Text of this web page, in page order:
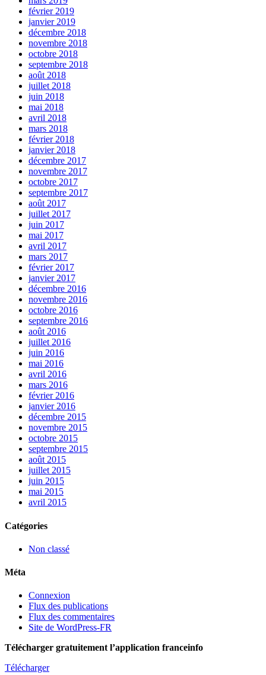
février 2019
janvier 2019
décembre 2018
novembre 2018
octobre 2018
septembre 2018
août 2018
juillet 2018
juin 2018
mai 2018
avril 2018
mars 2018
février 2018
janvier 2018
décembre 2017
novembre 2017
octobre 2017
septembre 2017
août 2017
juillet 2017
juin 2017
mai 2017
avril 2017
mars 2017
février 2017
janvier 2017
décembre 2016
novembre 2016
octobre 2016
septembre 2016
août 2016
juillet 2016
juin 2016
mai 2016
avril 2016
mars 2016
février 2016
janvier 2016
décembre 2015
novembre 2015
octobre 2015
septembre 2015
août 2015
juillet 2015
juin 2015
mai 2015
avril 2015
Catégories
Non classé
Méta
Connexion
Flux des publications
Flux des commentaires
Site de WordPress-FR
Télécharger gratuitement l’application franceinfo
Télécharger